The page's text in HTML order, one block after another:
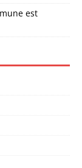
est